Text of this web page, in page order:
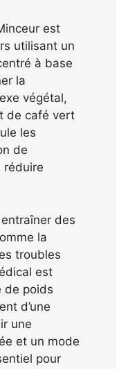
est
utilisant un
à base
la
végétal,
de café vert
les
de
réduire
des
la
troubles
est
de poids
d’une
une
et un mode
pour